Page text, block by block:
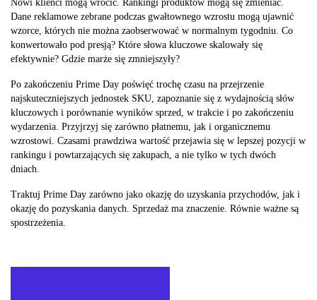
Nowi klienci mogą wrócić. Rankingi produktów mogą się zmieniać.
Dane reklamowe zebrane podczas gwałtownego wzrostu mogą ujawnić
wzorce, których nie można zaobserwować w normalnym tygodniu. Co
konwertowało pod presją? Które słowa kluczowe skalowały się
efektywnie? Gdzie marże się zmniejszyły?
Po zakończeniu Prime Day poświęć trochę czasu na przejrzenie
najskuteczniejszych jednostek SKU, zapoznanie się z wydajnością słów
kluczowych i porównanie wyników sprzed, w trakcie i po zakończeniu
wydarzenia. Przyjrzyj się zarówno płatnemu, jak i organicznemu
wzrostowi. Czasami prawdziwa wartość przejawia się w lepszej pozycji w
rankingu i powtarzających się zakupach, a nie tylko w tych dwóch
dniach.
Traktuj Prime Day zarówno jako okazję do uzyskania przychodów, jak i
okazję do pozyskania danych. Sprzedaż ma znaczenie. Równie ważne są
spostrzeżenia.